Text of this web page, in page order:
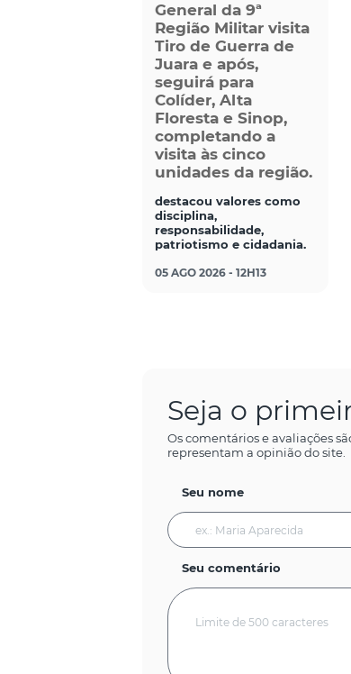
General da 9ª
Região Militar visita
Tiro de Guerra de
Juara e após,
seguirá para
Colíder, Alta
Floresta e Sinop,
completando a
visita às cinco
unidades da região.
destacou valores como
disciplina,
responsabilidade,
patriotismo e cidadania.
05 AGO 2026 - 12H13
Seja o
Os comentários e avaliações
representam a opinião do site.
Seu nome
Seu comentário